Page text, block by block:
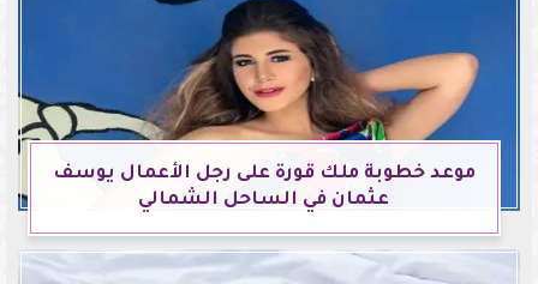
موعد خطوبة ملك قورة على رجل الأعمال يوسف
عثمان في الساحل الشمالي